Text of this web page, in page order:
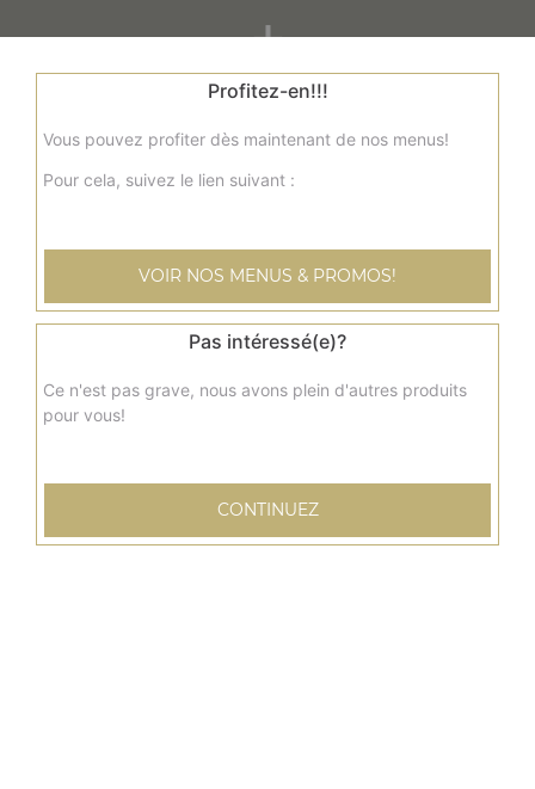
+
Nos Panuzzo
panuzzo jambon, panuzzo poulet, panuzzo kebab, ...
+
Profitez-en!!!
Vous pouvez profiter dès maintenant de nos menus!
Pour cela, suivez le lien suivant :
VOIR NOS MENUS & PROMOS!
Pas intéressé(e)?
Ce n'est pas grave, nous avons plein d'autres produits
pour vous!
CONTINUEZ